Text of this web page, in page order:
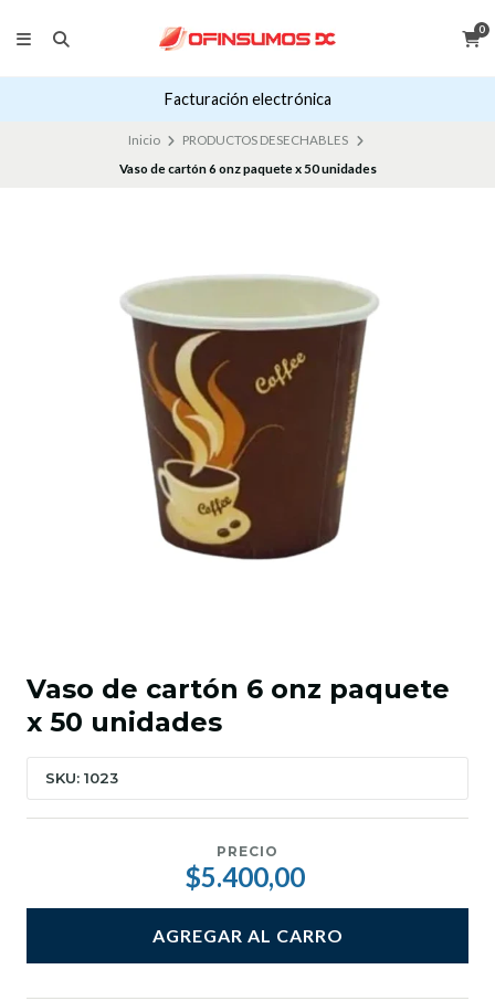
0
Facturación electrónica
Inicio
PRODUCTOS DESECHABLES
Vaso de cartón 6 onz paquete x 50 unidades
Vaso de cartón 6 onz paquete
x 50 unidades
SKU: 1023
PRECIO
$5.400,00
AGREGAR AL CARRO